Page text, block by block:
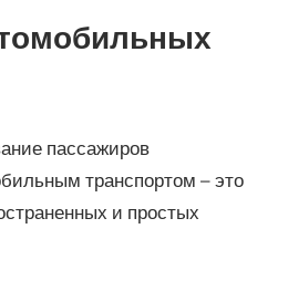
пассажиров
транспортом – это
и простых